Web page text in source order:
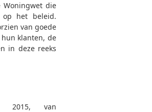
Woningwet die
op het beleid.
van goede
klanten, de
in deze reeks
2015, van